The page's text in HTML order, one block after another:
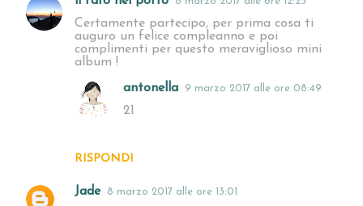
Certamente partecipo, per prima cosa ti
auguro un felice compleanno e poi
complimenti per questo meraviglioso mini
album !
RISPONDI
antonella 9 marzo 2017 alle ore 08:49
21
Jade 8 marzo 2017 alle ore 13:01